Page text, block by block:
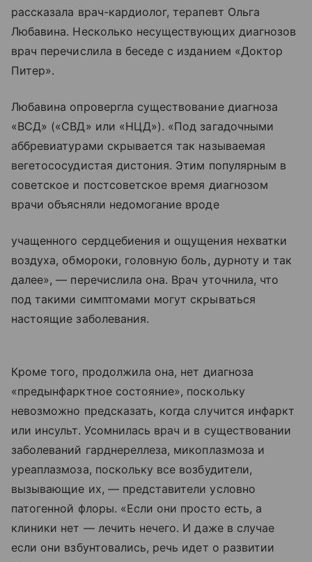
рассказала врач-кардиолог, терапевт Ольга
Любавина. Несколько несуществующих диагнозов
врач перечислила в беседе с изданием «Доктор
Питер».
Любавина опровергла существование диагноза
«ВСД» («СВД» или «НЦД»). «Под загадочными
аббревиатурами скрывается так называемая
вегетососудистая дистония. Этим популярным в
советское и постсоветское время диагнозом
врачи объясняли недомогание вроде
учащенного сердцебиения и ощущения нехватки
воздуха, обмороки, головную боль, дурноту и так
далее», — перечислила она. Врач уточнила, что
под такими симптомами могут скрываться
настоящие заболевания.
Кроме того, продолжила она, нет диагноза
«предынфарктное состояние», поскольку
невозможно предсказать, когда случится инфаркт
или инсульт. Усомнилась врач и в существовании
заболеваний гарднереллеза, микоплазмоза и
уреаплазмоза, поскольку все возбудители,
вызывающие их, — представители условно
патогенной флоры. «Если они просто есть, а
клиники нет — лечить нечего. И даже в случае
если они взбунтовались, речь идет о развитии